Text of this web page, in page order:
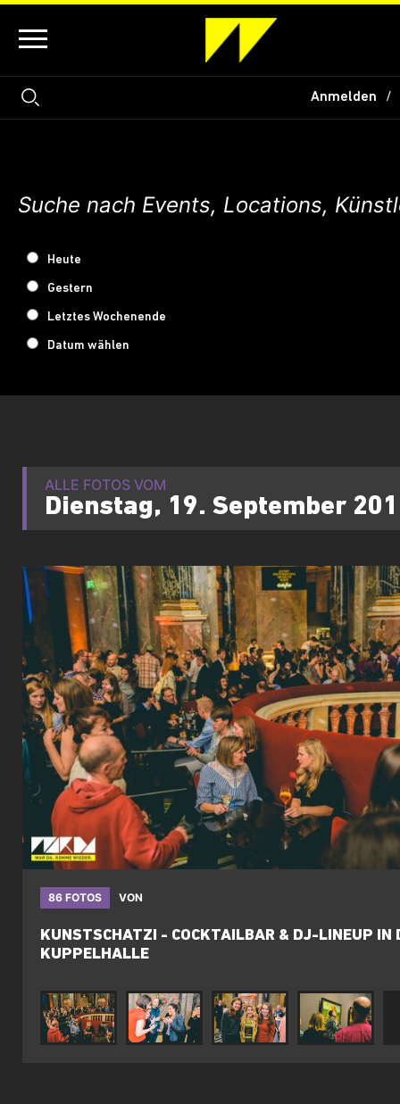
Anmelden
Heute
Gestern
Letztes Wochenende
Datum wählen
ALLE FOTOS VOM
Dienstag, 19. September
86 FOTOS VON
KUNSTSCHATZI - COCKTAILBAR & DJ-LINEUP IN
KUPPELHALLE